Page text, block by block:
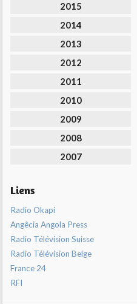
2015
2014
2013
2012
2011
2010
2009
2008
2007
Liens
Radio Okapi
Angêcia Angola Press
Radio Télévision Suisse
Radio Télévision Belge
France 24
RFI